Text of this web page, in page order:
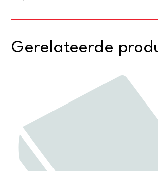
Gerelateerde